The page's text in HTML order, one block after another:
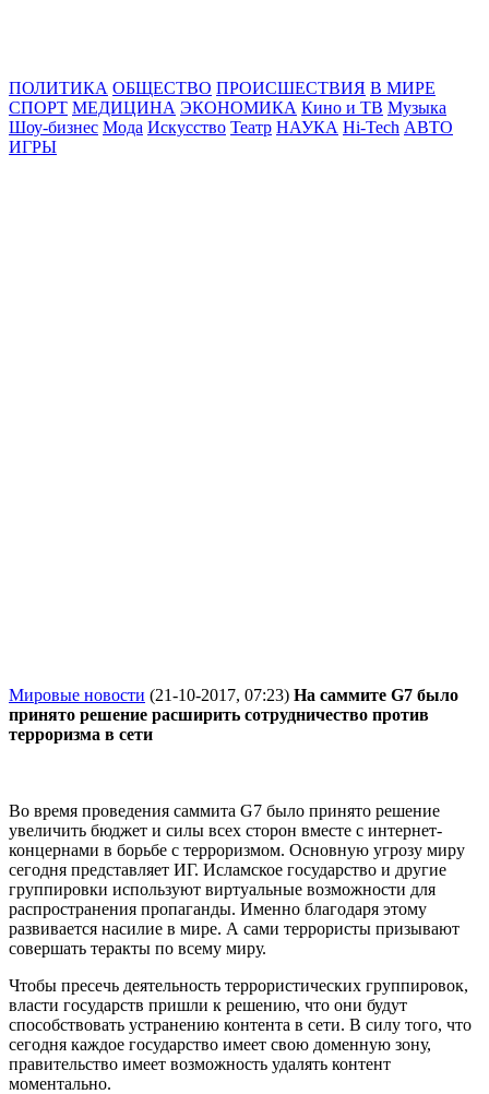
ПОЛИТИКА ОБЩЕСТВО ПРОИСШЕСТВИЯ В МИРЕ
СПОРТ МЕДИЦИНА ЭКОНОМИКА Кино и ТВ Музыка
Шоу-бизнес Мода Искусство Театр НАУКА Hi-Tech АВТО
ИГРЫ
Мировые новости (21-10-2017, 07:23) На саммите G7 было
принято решение расширить сотрудничество против
терроризма в сети
Во время проведения саммита G7 было принято решение
увеличить бюджет и силы всех сторон вместе с интернет-
концернами в борьбе с терроризмом. Основную угрозу миру
сегодня представляет ИГ. Исламское государство и другие
группировки используют виртуальные возможности для
распространения пропаганды. Именно благодаря этому
развивается насилие в мире. А сами террористы призывают
совершать теракты по всему миру.
Чтобы пресечь деятельность террористических группировок,
власти государств пришли к решению, что они будут
способствовать устранению контента в сети. В силу того, что
сегодня каждое государство имеет свою доменную зону,
правительство имеет возможность удалять контент
моментально.